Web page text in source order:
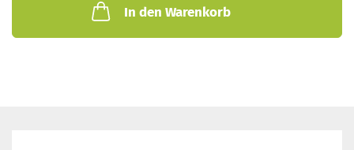
In den Warenkorb